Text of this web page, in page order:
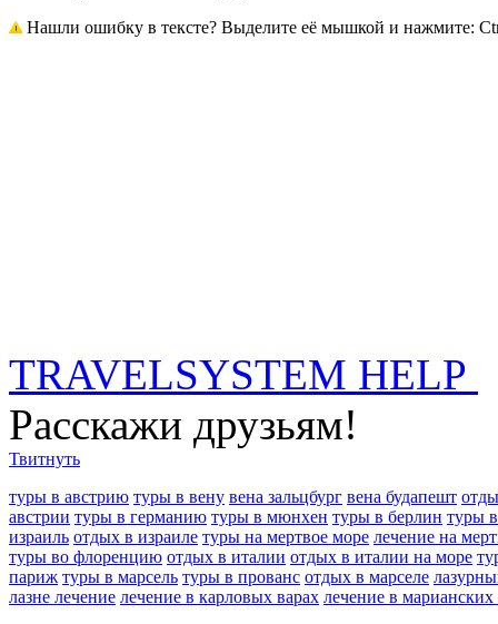
Нашли ошибку в тексте? Выделите её мышкой и нажмите:
TRAVELSYSTEM HELP
Расскажи друзьям!
Твитнуть
туры в австрию туры в вену вена зальцбург вена будапешт
австрии туры в германию туры в мюнхен туры в берлин туры
израиль отдых в израиле туры на мертвое море лечение на
туры во флоренцию отдых в италии отдых в италии на море
париж туры в марсель туры в прованс отдых в марселе
лазне лечение лечение в карловых варах лечение в марианских